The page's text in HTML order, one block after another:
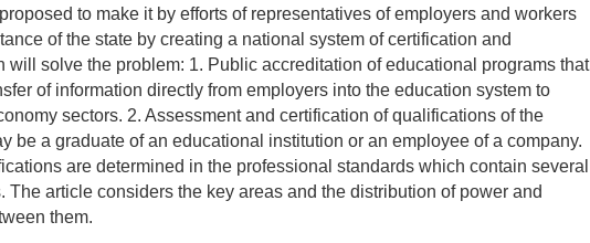
to make it by efforts of representatives of employers and workers
of the state by creating a national system of certification and
will solve the problem: 1. Public accreditation of educational programs that
of information directly from employers into the education system to
sectors. 2. Assessment and certification of qualifications of the
be a graduate of an educational institution or an employee of a company.
are determined in the professional standards which contain several
The article considers the key areas and the distribution of power and
them.